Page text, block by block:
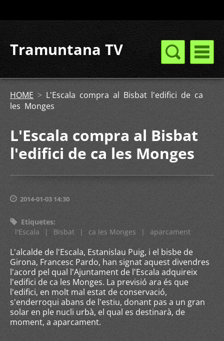
Tramuntana TV
HOME > L'Escala compra al Bisbat l'edifici de ca
les Monges
L'Escala compra al Bisbat
l'edifici de ca les Monges
2014-01-03 14:30
Etiquetes:
l'Escala
| Bisbat | ca les Monges | aparcament
L'alcalde de l'Escala, Estanislau Puig, i el bisbe de
Girona, Francesc Pardo, han signat aquest divendres
l'acord pel qual l'Ajuntament de l'Escala adquireix
l'edifici de ca les Monges. La previsió ara és que
l'edifici, en molt mal estat de conservació,
s'enderroqui abans de l'estiu, donant pas a un gran
solar en ple nucli urbà, el qual es destinarà, de
moment, a aparcament.